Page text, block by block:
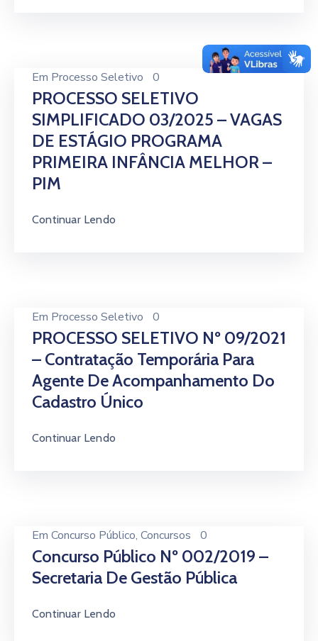
Em Processo Seletivo 0
PROCESSO SELETIVO
SIMPLIFICADO 03/2025 – VAGAS
DE ESTÁGIO PROGRAMA
PRIMEIRA INFÂNCIA MELHOR –
PIM
Continuar Lendo
Em Processo Seletivo 0
PROCESSO SELETIVO Nº 09/2021
– Contratação Temporária Para
Agente De Acompanhamento Do
Cadastro Único
Continuar Lendo
Em Concurso Público‚ Concursos 0
Concurso Público Nº 002/2019 –
Secretaria De Gestão Pública
Continuar Lendo